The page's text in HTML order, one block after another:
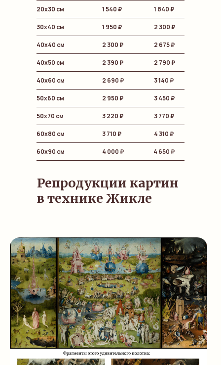
60х80 см 3 710 ₽ 4 310₽
60х90 см 4 000 ₽
30х40 см 1 950 ₽ 2 300₽
20х30 см 1 540₽ 1 840 ₽
40х50 см 2 390 ₽ 2 790₽
40х60 см 2 690 ₽ 3 140₽
50х60 см 2 950 ₽ 3 450₽
50х70 см 3 220 ₽ 3 770₽
4 650 ₽
40х40 см 2 300 ₽ 2 675₽
Репродукции картин
в технике Жикле